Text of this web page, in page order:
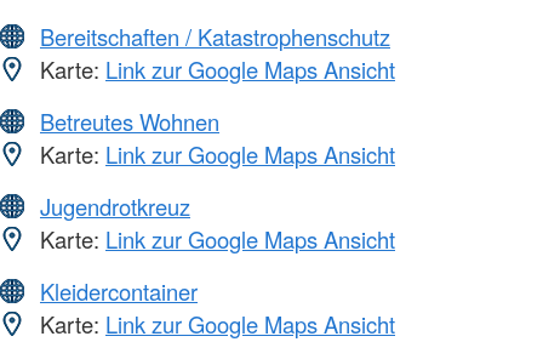
Bereitschaften / Katastrophenschutz
Karte: Link zur Google Maps Ansicht
Betreutes Wohnen
Karte: Link zur Google Maps Ansicht
Jugendrotkreuz
Karte: Link zur Google Maps Ansicht
Kleidercontainer
Karte: Link zur Google Maps Ansicht